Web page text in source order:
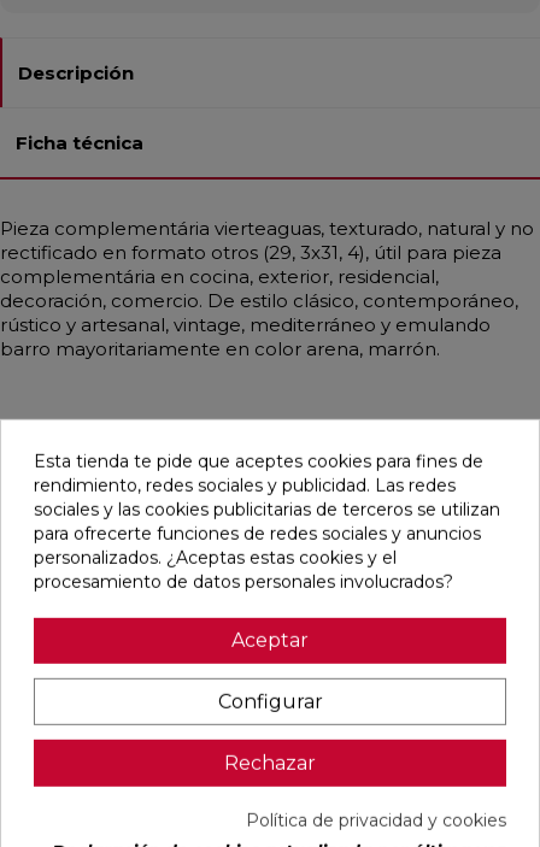
Descripción
Ficha técnica
Pieza complementária vierteaguas, texturado, natural y no
rectificado en formato otros (29, 3x31, 4), útil para pieza
complementária en cocina, exterior, residencial,
decoración, comercio. De estilo clásico, contemporáneo,
rústico y artesanal, vintage, mediterráneo y emulando
barro mayoritariamente en color arena, marrón.
Pensamos que te puede interesar
33,3X33,3
77654051
favorite
GRECOGRES
NATURAL
24,6X24,6
93300100
GrecoGres
favorite
GRECOGRES
NATURAL
31,4X31,4
93300200
PVP
/m²
(IVA
favorite
GRECOGRES
NATURAL
93300800
/Pieza
Esta tienda te pide que aceptes cookies para fines de
rendimiento, redes sociales y publicidad. Las redes
sociales y las cookies publicitarias de terceros se utilizan
para ofrecerte funciones de redes sociales y anuncios
personalizados. ¿Aceptas estas cookies y el
procesamiento de datos personales involucrados?
Aceptar
Configurar
Rechazar
Política de privacidad y cookies